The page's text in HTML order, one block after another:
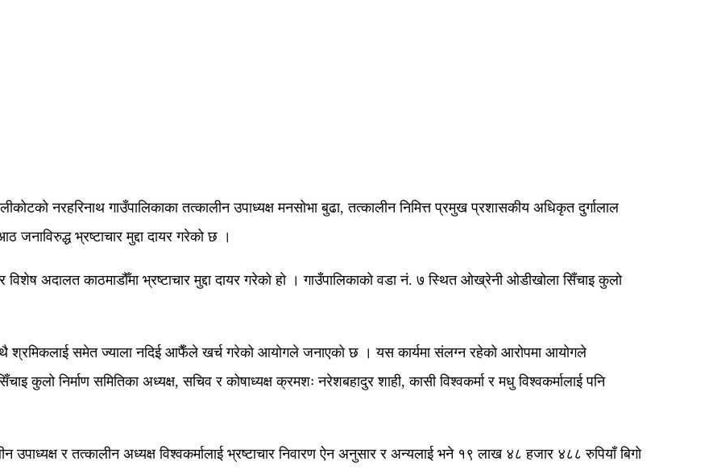
नरहरिनाथ गाउँपालिकाका तत्कालीन उपाध्यक्ष मनसोभा बुढा, तत्कालीन निमित्त प्रमुख प्रशासकीय अधिकृत दुर्गालाल
जनाविरुद्ध भ्रष्टाचार मुद्दा दायर गरेको छ ।
विशेष अदालत काठमाडौँमा भ्रष्टाचार मुद्दा दायर गरेको हो । गाउँपालिकाको वडा नं. ७ स्थित ओख्रेनी ओडीखोला सिँचाइ कुलो
श्रमिकलाई समेत ज्याला नदिई आफैँले खर्च गरेको आयोगले जनाएको छ । यस कार्यमा संलग्न रहेको आरोपमा आयोगले
कुलो निर्माण समितिका अध्यक्ष, सचिव र कोषाध्यक्ष क्रमशः नरेशबहादुर शाही, कासी विश्वकर्मा र मधु विश्वकर्मालाई पनि
र तत्कालीन अध्यक्ष विश्वकर्मालाई भ्रष्टाचार निवारण ऐन अनुसार र अन्यलाई भने १९ लाख ४८ हजार ४८८ रुपियाँ बिगो